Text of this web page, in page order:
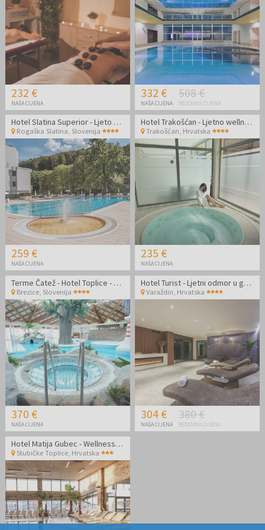
232 €
NAŠA CIJENA
332 €
NAŠA CIJENA
508 €
REDOVNA CIJENA
Hotel Slatina Superior - Ljeto u Rogaškoj Slatini
Rogaška Slatina, Slovenija
259 €
NAŠA CIJENA
Hotel Trakošćan - Ljetno wellness opuštanje udvoje
Trakošćan, Hrvatska
235 €
NAŠA CIJENA
Terme Čatež - Hotel Toplice - Termalni odmor
Brezice, Slovenija
370 €
NAŠA CIJENA
Hotel Turist - Ljetni odmor u gradu
Varaždin, Hrvatska
304 €
NAŠA CIJENA
380 €
REDOVNA CIJENA
Hotel Matija Gubec - Wellness vikend odmor uz masažu za par u Termama Stubaki
Stubičke Toplice, Hrvatska